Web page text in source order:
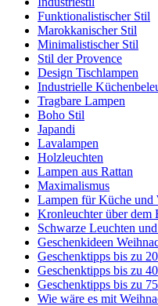
Funktionalistischer Stil
Marokkanischer Stil
Minimalistischer Stil
Stil der Provence
Design Tischlampen
Industrielle
Tragbare Lampen
Boho Stil
Japandi
Lavalampen
Holzleuchten
Lampen aus Rattan
Maximalismus
Lampen für Küche und
Kronleuchter über dem
Schwarze Leuchten
Geschenkideen
Geschenktipps bis zu
Geschenktipps bis zu
Geschenktipps bis zu
Wie wäre es mit